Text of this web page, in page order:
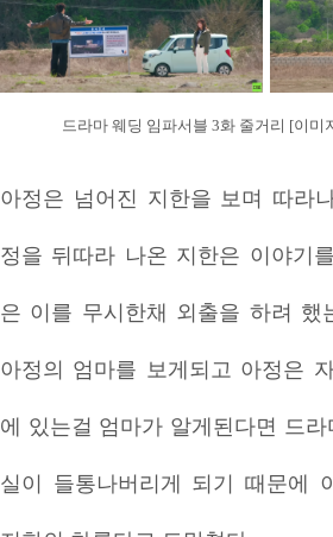
드라마 웨딩 임파서블 3화 줄거리 [이미
아정은 넘어진 지한을 보며 따라
정을 뒤따라 나온 지한은 이야기
은 이를 무시한채 외출을 하려 했
아정의 엄마를 보게되고 아정은
에 있는걸 엄마가 알게된다면 드
실이 들통나버리게 되기 때문에